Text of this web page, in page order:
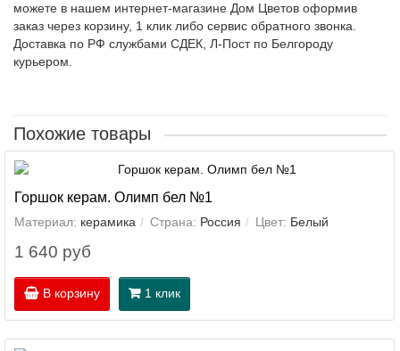
можете в нашем интернет-магазине Дом Цветов оформив
заказ через корзину, 1 клик либо сервис обратного звонка.
Доставка по РФ службами СДЕК, Л-Пост по Белгороду
курьером.
Похожие товары
Горшок керам. Олимп бел №1
Материал: керамика Страна: Россия Цвет: Белый
1 640 руб
В корзину 1 клик